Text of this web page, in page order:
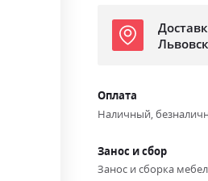
Оплата
Наличный,
Занос и сбор
Занос и сборка